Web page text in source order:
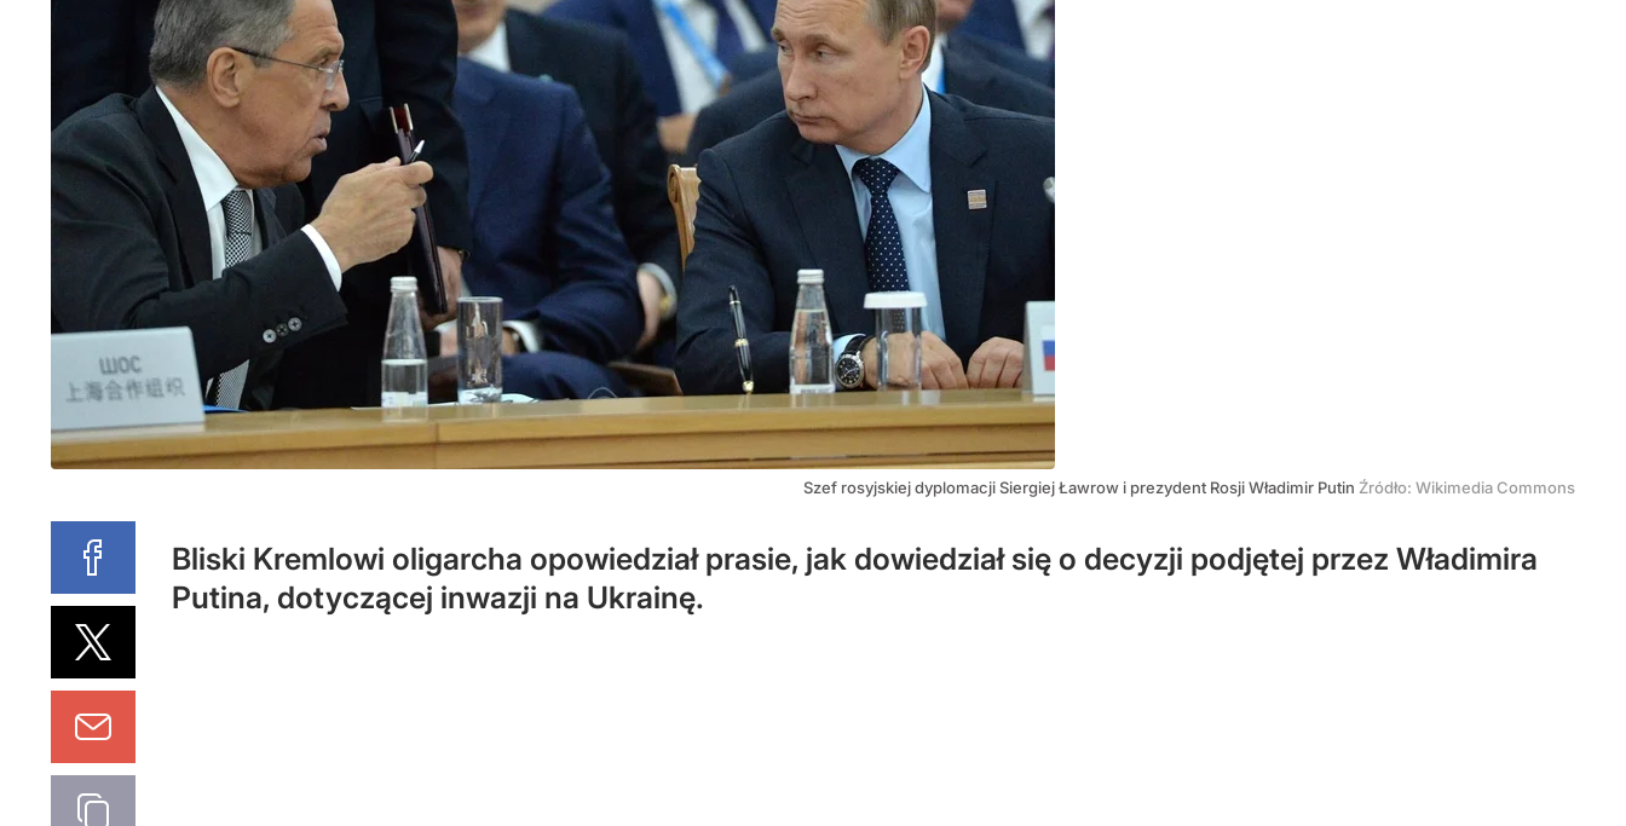
Szef rosyjskiej dyplomacji Siergiej Ławrow i prezydent Rosji Władimir Putin Źródło: Wikimedia Commons
Bliski Kremlowi oligarcha opowiedział prasie, jak dowiedział się o decyzji podjętej przez Władimira
Putina, dotyczącej inwazji na Ukrainę.